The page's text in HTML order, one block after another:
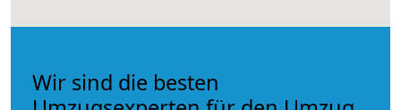
Wir sind die besten